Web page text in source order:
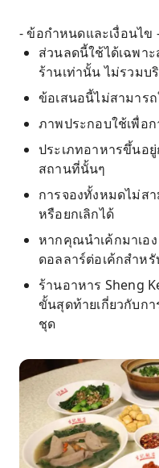
- ข้อกำหนดและเงื่อนไข
ส่วนลดนี้ใช้ได้เฉพา
ร้านเท่านั้น ไม่รวมบ
ข้อเสนอนี้ไม่สามาร
ภาพประกอบใช้เพื่อ
ประเภทอาหารขึ้นอ
สถานที่นั้นๆ
การจองทั้งหมดไม่ส
หรือยกเลิกได้
หากคุณนำเค้กมาเอ
ดอลลาร์ต่อเค้กสำหรั
ร้านอาหาร Sheng
ขั้นสุดท้ายเกี่ยวกับกา
ชุด